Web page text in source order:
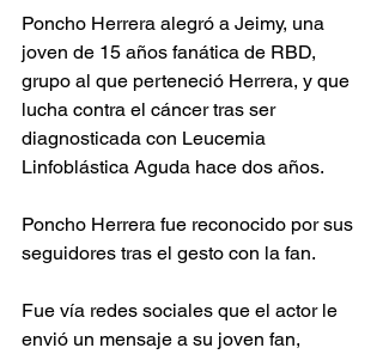
Poncho Herrera alegró a Jeimy, una
joven de 15 años fanática de RBD,
grupo al que perteneció Herrera, y que
lucha contra el cáncer tras ser
diagnosticada con Leucemia
Linfoblástica Aguda hace dos años.
Poncho Herrera fue reconocido por sus
seguidores tras el gesto con la fan.
Fue vía redes sociales que el actor le
envió un mensaje a su joven fan,